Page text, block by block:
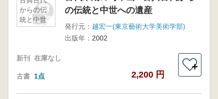
からの伝
統と中世
への遺産
の伝統と中世への遺産
発行元： 越宏一(東京藝術大学美術学部)
出版年： 2002
新刊 在庫なし
古書 1点 2,200 円
＋